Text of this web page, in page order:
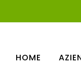
HOME